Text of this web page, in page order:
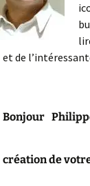
et de
Bonjour
création de